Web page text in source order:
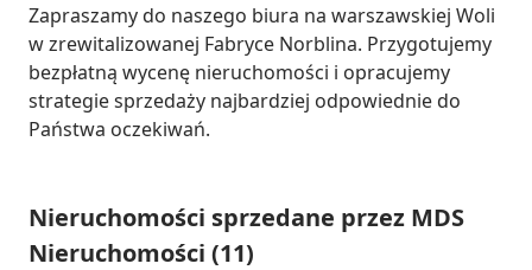
Zapraszamy do naszego biura na warszawskiej Woli
w zrewitalizowanej Fabryce Norblina. Przygotujemy
bezpłatną wycenę nieruchomości i opracujemy
strategie sprzedaży najbardziej odpowiednie do
Państwa oczekiwań.
Nieruchomości sprzedane przez MDS
Nieruchomości (11)